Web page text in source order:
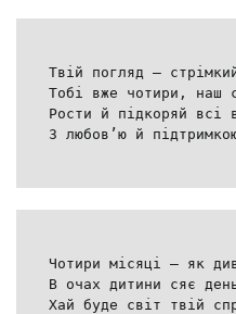
Твій погляд —
Тобі вже чотири, наш
Рости й підкоряй всі
З любов’ю й
Чотири місяці — як
В очах дитини сяє
Хай буде світ твій